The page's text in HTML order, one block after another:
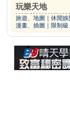
玩樂天地
旅遊、地圖
休閒娛
漫畫、插圖
限制級